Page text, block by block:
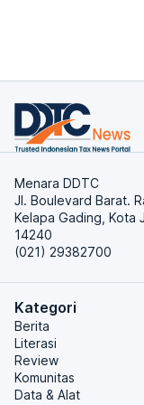
Menara DDTC
Jl. Boulevard Barat.
Kelapa Gading, Kota
14240
(021) 29382700
Kategori
Berita
Literasi
Review
Komunitas
Data & Alat